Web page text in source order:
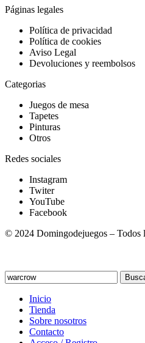
Páginas legales
Política de privacidad
Política de cookies
Aviso Legal
Devoluciones y reembolsos
Categorias
Juegos de mesa
Tapetes
Pinturas
Otros
Redes sociales
Instagram
Twiter
YouTube
Facebook
© 2024 Domingodejuegos – Todos
Inicio
Tienda
Sobre nosotros
Contacto